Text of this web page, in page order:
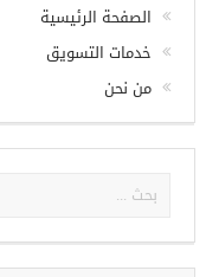
الصفحة الرئيسية
خدمات التسويق
من نحن